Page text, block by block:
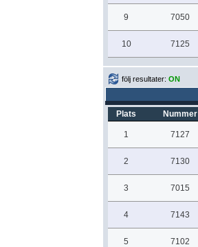
9 7050
10 7125
följ resultater: ON
Plats Nummer
1 7127
2 7130
3 7015
4 7143
5 7102